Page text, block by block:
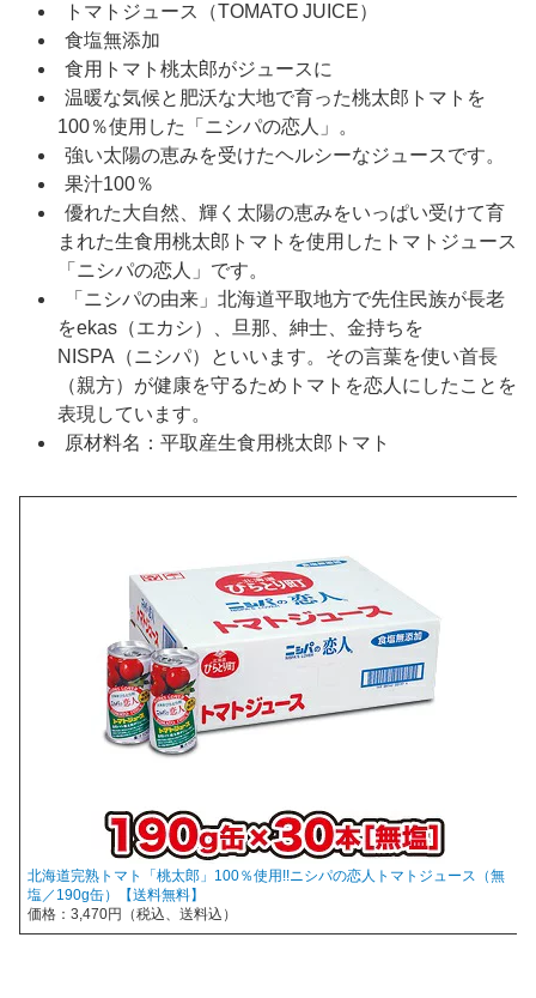
トマトジュース（TOMATO JUICE）
食塩無添加
食用トマト桃太郎がジュースに
温暖な気候と肥沃な大地で育った桃太郎トマトを
100％使用した「ニシパの恋人」。
強い太陽の恵みを受けたヘルシーなジュースです。
果汁100％
優れた大自然、輝く太陽の恵みをいっぱい受けて育
まれた生食用桃太郎トマトを使用したトマトジュース
「ニシパの恋人」です。
「ニシパの由来」北海道平取地方で先住民族が長老
をekas（エカシ）、旦那、紳士、金持ちを
NISPA（ニシパ）といいます。その言葉を使い首長
（親方）が健康を守るためトマトを恋人にしたことを
表現しています。
原材料名：平取産生食用桃太郎トマト
北海道完熟トマト「桃太郎」100％使用!!ニシパの恋人トマトジュース（無
塩／190g缶）【送料無料】
価格：3,470円（税込、送料込）